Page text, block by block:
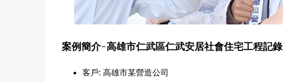
案例簡介-高雄市仁武區仁武安居社會住宅工程記錄
客戶: 高雄市某營造公司